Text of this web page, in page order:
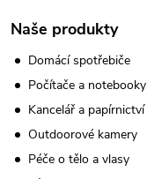
Naše produkty
Domácí spotřebiče
Počítače a notebooky
Kancelář a papírnictví
Outdoorové kamery
Péče o tělo a vlasy